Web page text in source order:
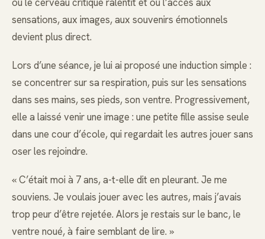
sensations, aux images, aux souvenirs émotionnels
devient plus direct.
Lors d’une séance, je lui ai proposé une induction simple :
se concentrer sur sa respiration, puis sur les sensations
dans ses mains, ses pieds, son ventre. Progressivement,
elle a laissé venir une image : une petite fille assise seule
dans une cour d’école, qui regardait les autres jouer sans
oser les rejoindre.
« C’était moi à 7 ans, a-t-elle dit en pleurant. Je me
souviens. Je voulais jouer avec les autres, mais j’avais
trop peur d’être rejetée. Alors je restais sur le banc, le
ventre noué, à faire semblant de lire. »